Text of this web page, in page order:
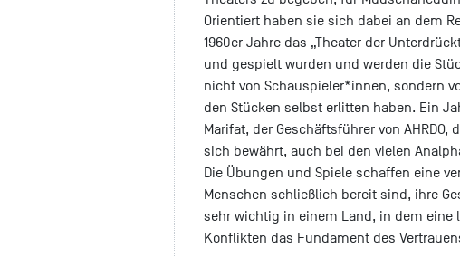
Orientiert haben sie sich dabei an dem
1960er Jahre das „Theater der
und gespielt wurden und werden die
nicht von Schauspieler*innen, sondern
den Stücken selbst erlitten haben. Ein
Marifat, der Geschäftsführer von
sich bewährt, auch bei den vielen
Die Übungen und Spiele schaffen eine
Menschen schließlich bereit sind, ihre
sehr wichtig in einem Land, in dem eine
Konflikten das Fundament des